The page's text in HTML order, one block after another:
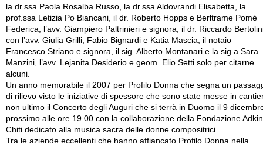
la dr.ssa Paola Rosalba Russo, la dr.ssa Aldovrandi Elisabetta, la
prof.ssa Letizia Po Biancani, il dr. Roberto Hopps e Berltrame Pomè
Federica, l’avv. Giampiero Paltrinieri e signora, il dr. Riccardo
con l’avv. Giulia Grilli, Fabio Bignardi e Katia Mascia, il notaio
Francesco Striano e signora, il sig. Alberto Montanari e la sig.a Sara
Manzini, l’avv. Lejanita Desiderio e geom. Elio Setti solo per citarne
alcuni.
Un anno memorabile il 2007 per Profilo Donna che segna un
di rilievo visto le iniziative di spessore che sono state messe in
non ultimo il Concerto degli Auguri che si terrà in Duomo il 9
prossimo alle ore 19.00 con la collaborazione della Fondazione
Chiti dedicato alla musica sacra delle donne compositrici.
Tra le aziende eccellenti che hanno affiancato Profilo Donna nella